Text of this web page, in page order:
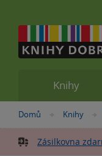
Nacházíte
zde:
Domů »
Knihy
Zásilkovna
Knihy